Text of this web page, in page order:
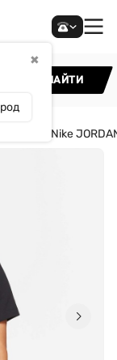
✖
НАЙТИ
Футболка Nike